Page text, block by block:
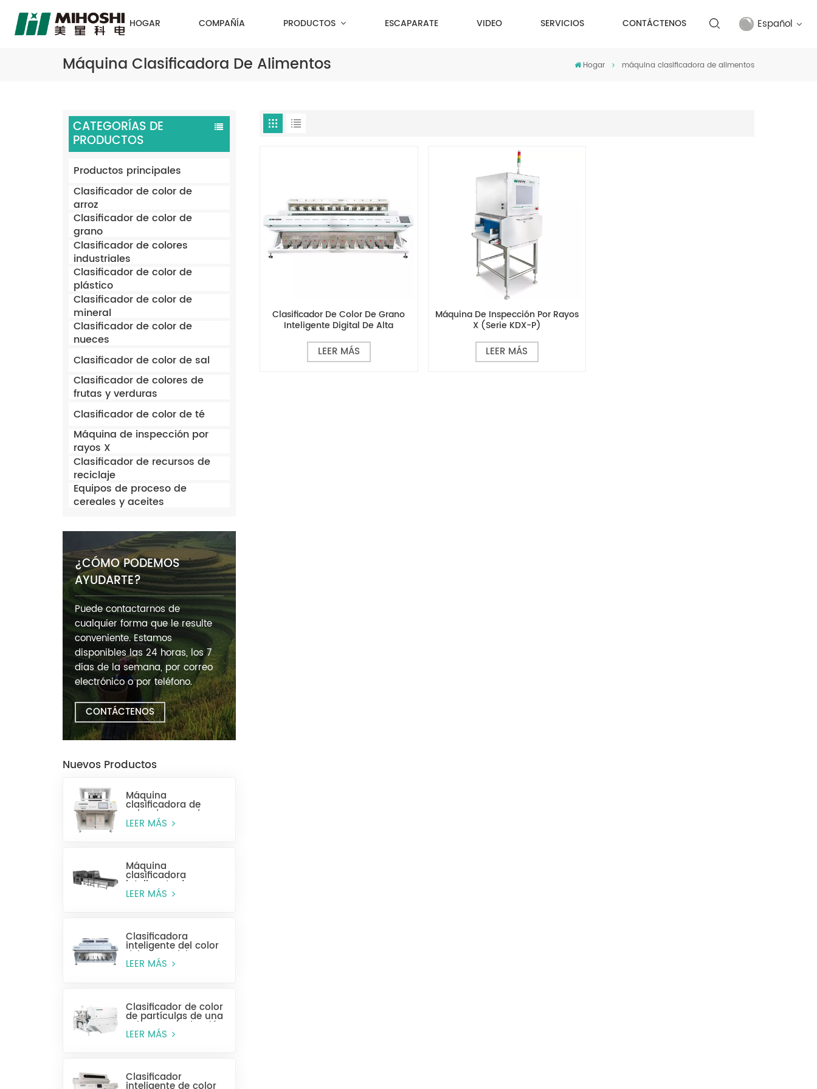
HOGAR COMPAÑÍA PRODUCTOS ESCAPARATE VIDEO SERVICIOS CONTÁCTENOS Español
Máquina Clasificadora De Alimentos Hogar máquina clasificadora de alimentos
CATEGORÍAS DE
PRODUCTOS
Productos principales
Clasificador de color de
arroz
Clasificador de color de
grano
Clasificador de colores
industriales
Clasificador de color de
plástico
Clasificador de color de
mineral
Clasificador de color de
nueces
Clasificador de color de sal
Clasificador de colores de
frutas y verduras
Clasificador de color de té
Máquina de inspección por
rayos X
Clasificador de recursos de
reciclaje
Equipos de proceso de
cereales y aceites
¿CÓMO PODEMOS
AYUDARTE?
Puede contactarnos de
cualquier forma que le resulte
conveniente. Estamos
disponibles las 24 horas, los 7
días de la semana, por correo
electrónico o por teléfono.
CONTÁCTENOS
Nuevos Productos
Máquina
clasificadora de
color de arroz de
alta eficiencia MR128
LEER MÁS
Máquina
clasificadora
inteligente de
plástico para
LEER MÁS
Clasificadora
inteligente del color
del grano del CCD
MG448
LEER MÁS
Clasificador de color
de partículas de una
sola capa (selección
húmeda)
LEER MÁS
Clasificador
Clasificador De Color De Grano
Inteligente Digital De Alta
LEER MÁS
Máquina De Inspección Por Rayos
X (serie KDX-P)
LEER MÁS